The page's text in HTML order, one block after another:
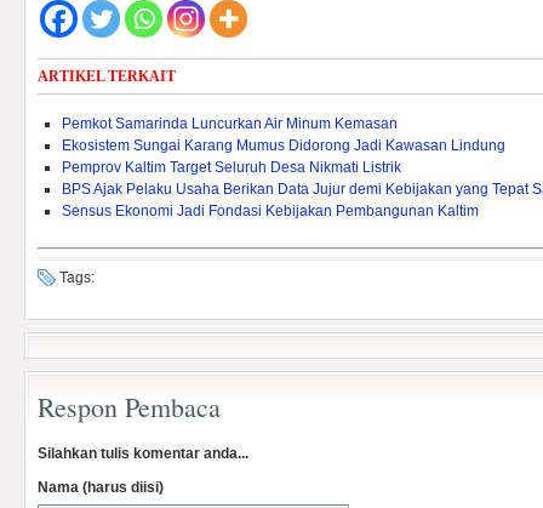
ARTIKEL TERKAIT
Pemkot Samarinda Luncurkan Air Minum Kemasan
Ekosistem Sungai Karang Mumus Didorong Jadi Kawasan Lindung
Pemprov Kaltim Target Seluruh Desa Nikmati Listrik
BPS Ajak Pelaku Usaha Berikan Data Jujur demi Kebijakan yang Tepat
Sensus Ekonomi Jadi Fondasi Kebijakan Pembangunan Kaltim
Tags:
Respon Pembaca
Silahkan tulis komentar anda...
Nama (harus diisi)